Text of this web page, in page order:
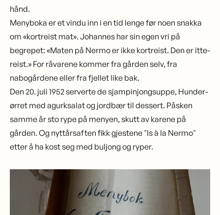
hånd.
Menyboka er et vindu inn i en tid lenge før noen snakka
om «kortreist mat». Johannes har sin egen vri på
begrepet: «Maten på Nermo er ikke kortreist. Den er itte-
reist.» For råvarene kommer fra gården selv, fra
nabogårdene eller fra fjellet like bak.
Den 20. juli 1952 serverte de sjampinjongsuppe, Hunder-
ørret med agurksalat og jordbær til dessert. Påsken
samme år sto rype på menyen, skutt av karene på
gården. Og nyttårsaften fikk gjestene "Is à la Nermo"
etter å ha kost seg med buljong og ryper.